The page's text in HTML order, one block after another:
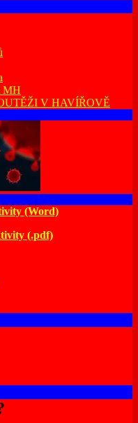
MH
V HAVÍŘOVĚ
(Word)
(.pdf)